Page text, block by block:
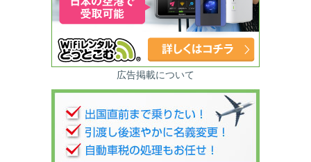
広告掲載について